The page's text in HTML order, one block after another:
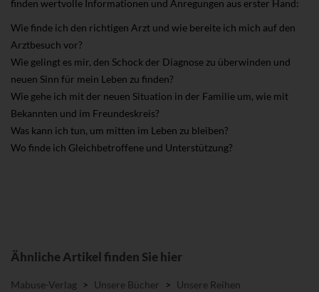
finden wertvolle Informationen und Anregungen aus erster Hand:
Wie finde ich den richtigen Arzt und wie bereite ich mich auf den
Arztbesuch vor?
Wie gelingt es mir, den Schock der Diagnose zu überwinden und
neuen Sinn für mein Leben zu finden?
Wie gehe ich mit der neuen Situation in der Familie um, wie mit
Bekannten und im Freundeskreis?
Was kann ich tun, um mitten im Leben zu bleiben?
Wo finde ich Gleichbetroffene und Unterstützung?
Ähnliche Artikel finden Sie hier
Mabuse-Verlag > Unsere Bücher > Unsere Reihen